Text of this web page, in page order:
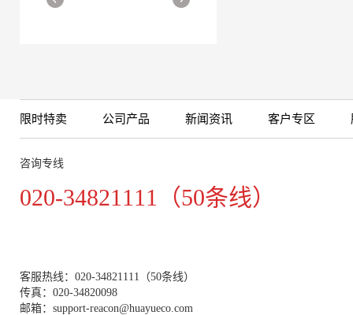
细胞培养瓶
More
限时特卖 公司产品 新闻资讯 客户专区
咨询专线
020-34821111（50条线）
客服热线：020-34821111（50条线）
传真：020-34820098
邮箱：support-reacon@huayueco.com